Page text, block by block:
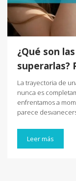
¿Qué son
superarlas?
La trayectoria de
nunca es
enfrentamos a
parece
Leer más